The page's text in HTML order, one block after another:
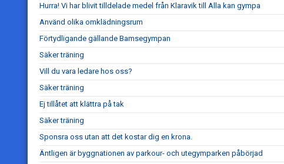
Hurra! Vi har blivit tilldelade medel från Klaravik till Alla kan gympa
Använd olika omklädningsrum
Förtydligande gällande Bamsegympan
Säker träning
Vill du vara ledare hos oss?
Säker träning
Ej tillåtet att klättra på tak
Säker träning
Sponsra oss utan att det kostar dig en krona.
Äntligen är byggnationen av parkour- och utegymparken påbörjad